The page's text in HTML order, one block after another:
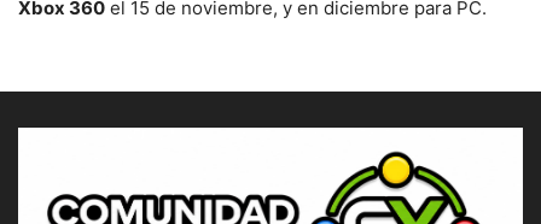
Xbox 360 el 15 de noviembre, y en diciembre para PC.